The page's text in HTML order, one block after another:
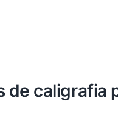
de caligrafia